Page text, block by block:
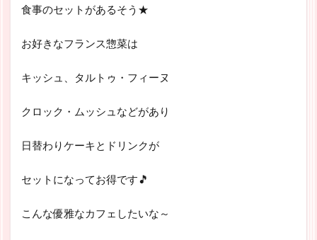
食事のセットがあるそう★
お好きなフランス惣菜は
キッシュ、タルトゥ・フィーヌ
クロック・ムッシュなどがあり
日替わりケーキとドリンクが
セットになってお得です🎵
こんな優雅なカフェしたいな～